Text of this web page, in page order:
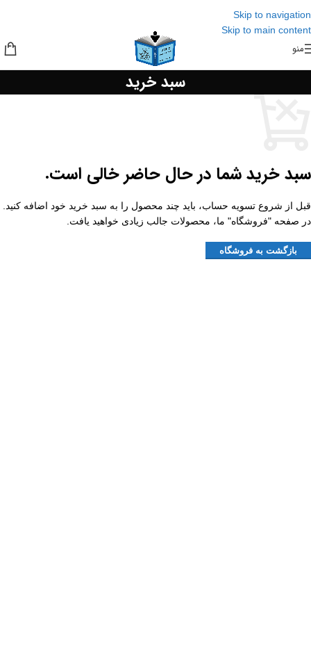
Skip to navigation
Skip to main content
منو
سبد خرید
سبد خرید شما در حال حاضر خالی است.
قبل از شروع تسویه حساب، باید چند محصول را به سبد خرید خود اضافه کنید.
در صفحه "فروشگاه" ما، محصولات جالب زیادی خواهید یافت.
بازگشت به فروشگاه